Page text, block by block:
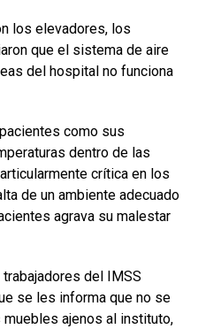
los elevadores, los
que el sistema de aire
del hospital no funciona
como sus
dentro de las
crítica en los
de un ambiente adecuado
agrava su malestar
del IMSS
se les informa que no se
ajenos al instituto,